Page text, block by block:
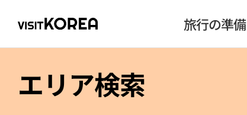
旅行の準備
エリア検索